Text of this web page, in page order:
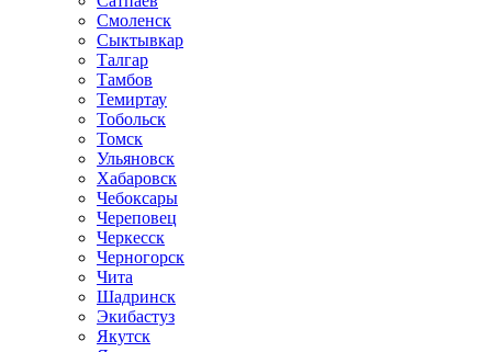
Смоленск
Сыктывкар
Талгар
Тамбов
Темиртау
Тобольск
Томск
Ульяновск
Хабаровск
Чебоксары
Череповец
Черкесск
Черногорск
Чита
Шадринск
Экибастуз
Якутск